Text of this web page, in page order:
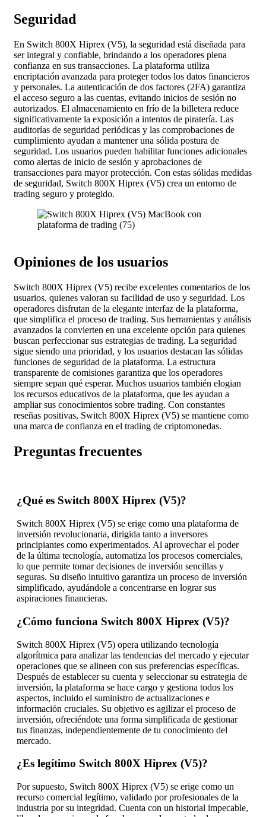
Seguridad
En Switch 800X Hiprex (V5), la seguridad está diseñada para
ser integral y confiable, brindando a los operadores plena
confianza en sus transacciones. La plataforma utiliza
encriptación avanzada para proteger todos los datos financieros
y personales. La autenticación de dos factores (2FA) garantiza
el acceso seguro a las cuentas, evitando inicios de sesión no
autorizados. El almacenamiento en frío de la billetera reduce
significativamente la exposición a intentos de piratería. Las
auditorías de seguridad periódicas y las comprobaciones de
cumplimiento ayudan a mantener una sólida postura de
seguridad. Los usuarios pueden habilitar funciones adicionales
como alertas de inicio de sesión y aprobaciones de
transacciones para mayor protección. Con estas sólidas medidas
de seguridad, Switch 800X Hiprex (V5) crea un entorno de
trading seguro y protegido.
Opiniones de los usuarios
Switch 800X Hiprex (V5) recibe excelentes comentarios de los
usuarios, quienes valoran su facilidad de uso y seguridad. Los
operadores disfrutan de la elegante interfaz de la plataforma,
que simplifica el proceso de trading. Sus herramientas y análisis
avanzados la convierten en una excelente opción para quienes
buscan perfeccionar sus estrategias de trading. La seguridad
sigue siendo una prioridad, y los usuarios destacan las sólidas
funciones de seguridad de la plataforma. La estructura
transparente de comisiones garantiza que los operadores
siempre sepan qué esperar. Muchos usuarios también elogian
los recursos educativos de la plataforma, que les ayudan a
ampliar sus conocimientos sobre trading. Con constantes
reseñas positivas, Switch 800X Hiprex (V5) se mantiene como
una marca de confianza en el trading de criptomonedas.
Preguntas frecuentes
¿Qué es Switch 800X Hiprex (V5)?
Switch 800X Hiprex (V5) se erige como una plataforma de
inversión revolucionaria, dirigida tanto a inversores
principiantes como experimentados. Al aprovechar el poder
de la última tecnología, automatiza los procesos comerciales,
lo que permite tomar decisiones de inversión sencillas y
seguras. Su diseño intuitivo garantiza un proceso de inversión
simplificado, ayudándole a concentrarse en lograr sus
aspiraciones financieras.
¿Cómo funciona Switch 800X Hiprex (V5)?
Switch 800X Hiprex (V5) opera utilizando tecnología
algorítmica para analizar las tendencias del mercado y ejecutar
operaciones que se alineen con sus preferencias específicas.
Después de establecer su cuenta y seleccionar su estrategia de
inversión, la plataforma se hace cargo y gestiona todos los
aspectos, incluido el suministro de actualizaciones e
información cruciales. Su objetivo es agilizar el proceso de
inversión, ofreciéndote una forma simplificada de gestionar
tus finanzas, independientemente de tu conocimiento del
mercado.
¿Es legítimo Switch 800X Hiprex (V5)?
Por supuesto, Switch 800X Hiprex (V5) se erige como un
recurso comercial legítimo, validado por profesionales de la
industria por su integridad. Cuenta con un historial impecable,